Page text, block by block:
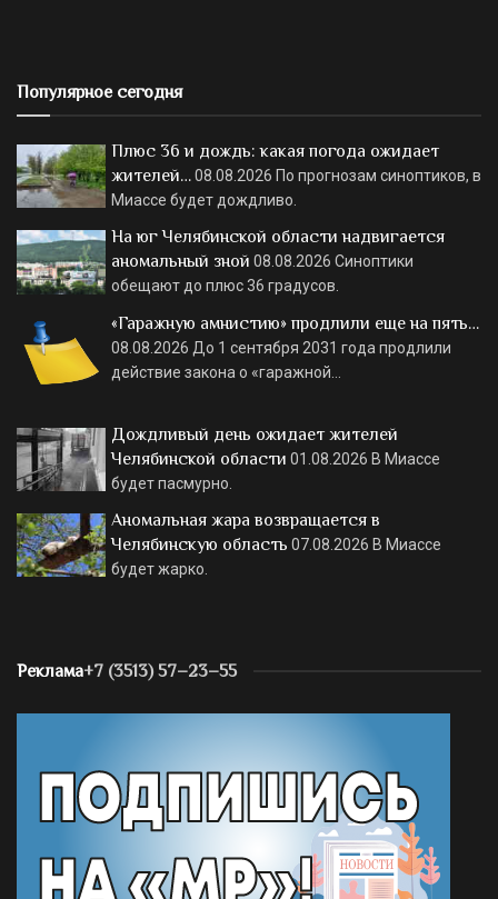
Популярное сегодня
Плюс 36 и дождь: какая погода ожидает
жителей…08.08.2026 По прогнозам синоптиков, в
Миассе будет дождливо.
На юг Челябинской области надвигается
аномальный зной 08.08.2026 Синоптики
обещают до плюс 36 градусов.
«Гаражную амнистию» продлили еще на пять…
08.08.2026 До 1 сентября 2031 года продлили
действие закона о «гаражной…
Дождливый день ожидает жителей
Челябинской области 01.08.2026 В Миассе
будет пасмурно.
Аномальная жара возвращается в
Челябинскую область 07.08.2026 В Миассе
будет жарко.
Реклама+7 (3513) 57–23–55